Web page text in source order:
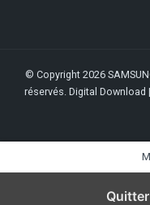
© Copyright 2026
réservés. Digital Download